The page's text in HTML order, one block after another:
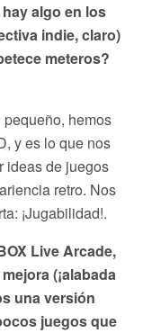
algo en los
indie, claro)
meteros?
hemos
y es lo que nos
ideas de juegos
retro. Nos
¡Jugabilidad!.
Live Arcade,
(¡alabada
una versión
juegos que